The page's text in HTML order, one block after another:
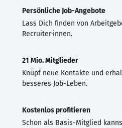
Persönliche Job-Angebote
Lass Dich finden von
Recruiter·innen.
21 Mio. Mitglieder
Knüpf neue Kontakte und
besseres Job-Leben.
Kostenlos profitieren
Schon als Basis-Mitglied